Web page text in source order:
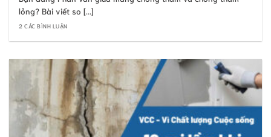
lỏng? Bài viết so [...]
2 CÁC BÌNH LUẬN